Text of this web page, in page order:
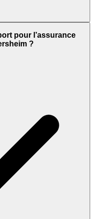
pour l’assurance
?